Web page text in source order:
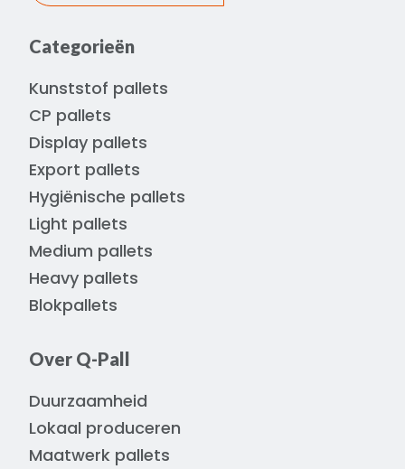
Categorieën
Kunststof pallets
CP pallets
Display pallets
Export pallets
Hygiënische pallets
Light pallets
Medium pallets
Heavy pallets
Blokpallets
Over Q-Pall
Duurzaamheid
Lokaal produceren
Maatwerk pallets